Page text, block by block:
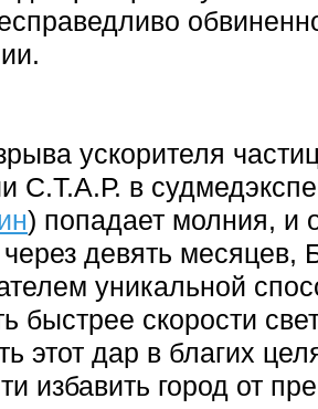
ускорителя
С.Т.А.Р. в
) попадает молния, и
девять месяцев,
уникальной
быстрее скорости
этот дар в благих
избавить город от